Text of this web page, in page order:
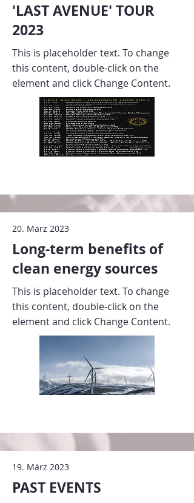
'LAST AVENUE' TOUR
2023
This is placeholder text. To change
this content, double-click on the
element and click Change Content.
20. März 2023
Long-term benefits of
clean energy sources
This is placeholder text. To change
this content, double-click on the
element and click Change Content.
19. März 2023
PAST EVENTS